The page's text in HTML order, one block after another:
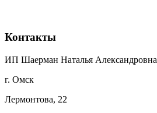
Контакты
ИП Шаерман Наталья Александровна
г. Омск
Лермонтова, 22